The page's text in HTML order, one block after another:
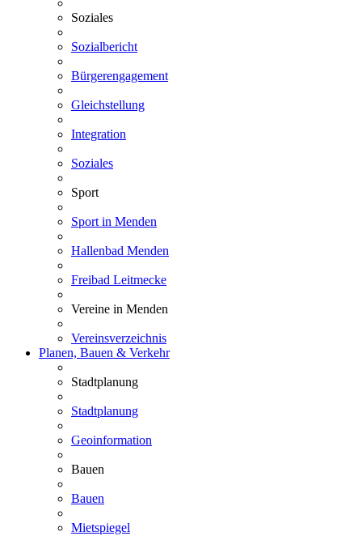
Soziales
Sozialbericht
Bürgerengagement
Gleichstellung
Integration
Soziales
Sport
Sport in Menden
Hallenbad Menden
Freibad Leitmecke
Vereine in Menden
Vereinsverzeichnis
Planen, Bauen & Verkehr
Stadtplanung
Stadtplanung
Geoinformation
Bauen
Bauen
Mietspiegel